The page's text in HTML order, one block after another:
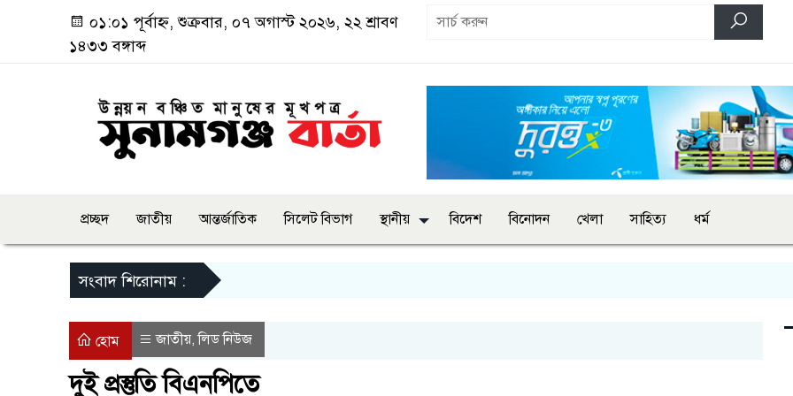
০১:০১ পূর্বাহ্ন, শুক্রবার, ০৭ অগাস্ট ২০২৬, ২২ শ্রাবণ
১৪৩৩ বঙ্গাব্দ
প্রচ্ছদ জাতীয় আন্তর্জাতিক সিলেট বিভাগ স্থানীয় বিদেশ বিনোদন খেলা সাহিত্য ধর্ম
সংবাদ শিরোনাম :
হোম জাতীয় ,লিড নিউজ
দুই প্রস্তুতি বিএনপিতে